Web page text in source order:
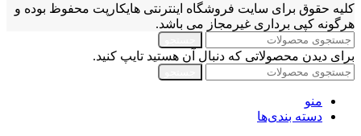
کلیه حقوق برای سایت فروشگاه اینترنتی هایکارپت محفوظ بوده و
هرگونه کپی برداری غیرمجاز می باشد.
برای دیدن محصولاتی که دنبال آن هستید تایپ کنید.
منو
دسته بندی‌ها